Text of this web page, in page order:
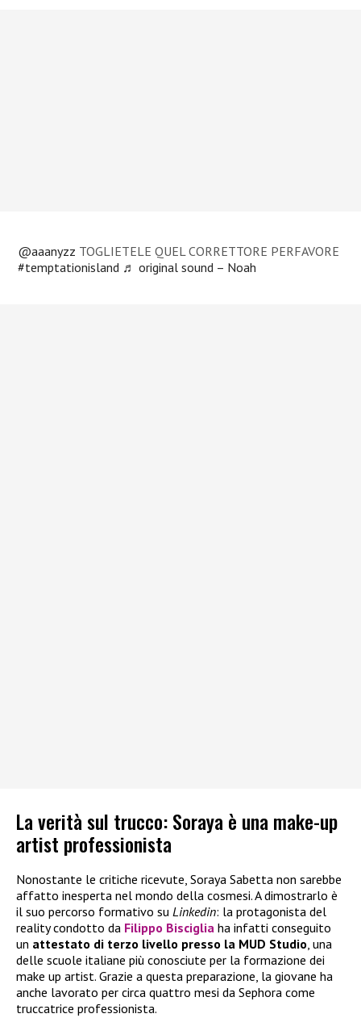
@aaanyzz TOGLIETELE QUEL CORRETTORE PERFAVORE
#temptationisland ♬ original sound – Noah
La verità sul trucco: Soraya è una make-up
artist professionista
Nonostante le critiche ricevute, Soraya Sabetta non sarebbe
affatto inesperta nel mondo della cosmesi. A dimostrarlo è
il suo percorso formativo su Linkedin: la protagonista del
reality condotto da Filippo Bisciglia ha infatti conseguito
un attestato di terzo livello presso la MUD Studio, una
delle scuole italiane più conosciute per la formazione dei
make up artist. Grazie a questa preparazione, la giovane ha
anche lavorato per circa quattro mesi da Sephora come
truccatrice professionista.